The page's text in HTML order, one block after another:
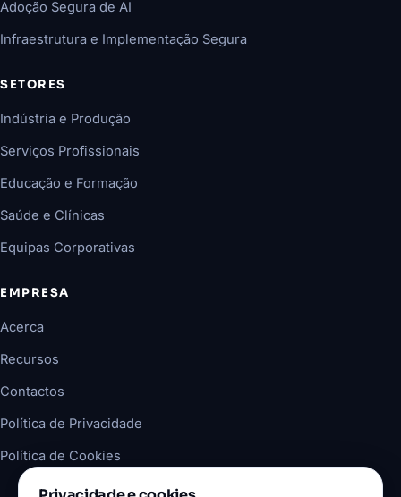
Adoção Segura de AI
Infraestrutura e Implementação Segura
SETORES
Indústria e Produção
Serviços Profissionais
Educação e Formação
Saúde e Clínicas
Equipas Corporativas
EMPRESA
Acerca
Recursos
Contactos
Política de Privacidade
Política de Cookies